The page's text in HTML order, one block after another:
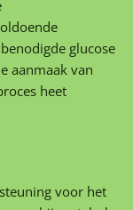
glucose
aanmaak van
heet
voor het